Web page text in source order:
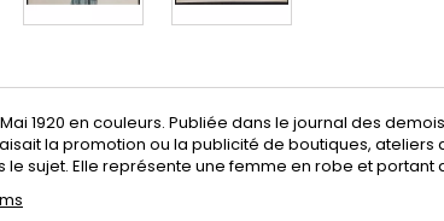
1920 en couleurs. Publiée dans le journal des
la promotion ou la publicité de boutiques,
le sujet. Elle représente une femme en robe et